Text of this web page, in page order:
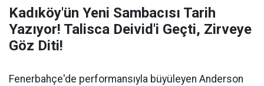
Kadıköy'ün Yeni Sambacısı Tarih
Yazıyor! Talisca Deivid'i Geçti, Zirveye
Göz Diti!
Fenerbahçe'de performansıyla büyüleyen Anderson